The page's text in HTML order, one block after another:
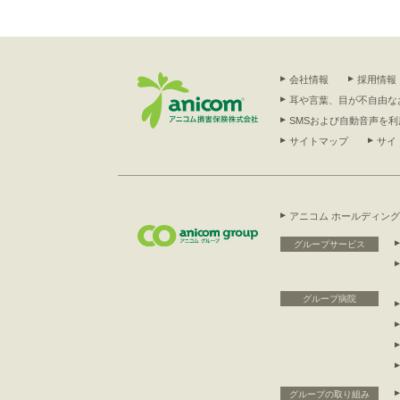
会社情報
採用情報
耳や言葉、目が不自由
SMSおよび自動音声を
サイトマップ
サイ
アニコム ホールディン
グループサービス
グループ病院
グループの取り組み